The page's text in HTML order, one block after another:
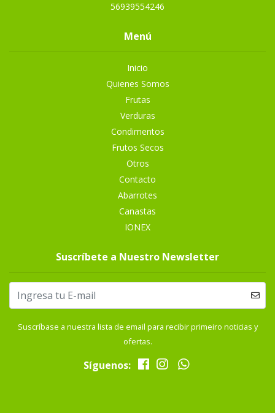
56939554246
Menú
Inicio
Quienes Somos
Frutas
Verduras
Condimentos
Frutos Secos
Otros
Contacto
Abarrotes
Canastas
IONEX
Suscríbete a Nuestro Newsletter
Suscríbase a nuestra lista de email para recibir primeiro noticias y
ofertas.
Síguenos: